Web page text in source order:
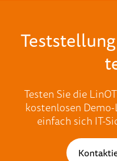
Testen Sie die
kostenlosen
einfach sich IT-